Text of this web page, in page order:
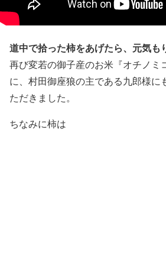
道中で拾った柿をあげたら、元気も
再び変若の御子産のお米『オチノミ
に、村田御座狼の主である九郎様
ただきました。
ちなみに柿は